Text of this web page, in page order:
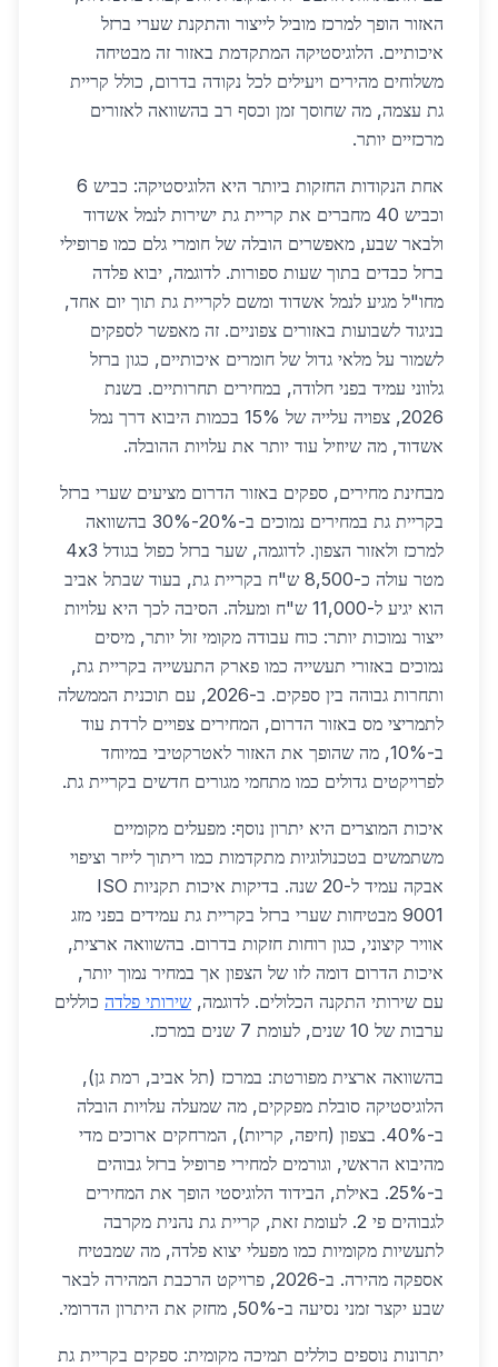
האזור הופך למרכז מוביל לייצור והתקנת שערי ברזל
איכותיים. הלוגיסטיקה המתקדמת באזור זה מבטיחה
משלוחים מהירים ויעילים לכל נקודה בדרום, כולל קריית
גת עצמה, מה שחוסך זמן וכסף רב בהשוואה לאזורים
מרכזיים יותר.
אחת הנקודות החזקות ביותר היא הלוגיסטיקה: כביש 6
וכביש 40 מחברים את קריית גת ישירות לנמל אשדוד
ולבאר שבע, מאפשרים הובלה של חומרי גלם כמו פרופילי
ברזל כבדים בתוך שעות ספורות. לדוגמה, יבוא פלדה
מחו"ל מגיע לנמל אשדוד ומשם לקריית גת תוך יום אחד,
בניגוד לשבועות באזורים צפוניים. זה מאפשר לספקים
לשמור על מלאי גדול של חומרים איכותיים, כגון ברזל
גלווני עמיד בפני חלודה, במחירים תחרותיים. בשנת
2026, צפויה עלייה של 15% בכמות היבוא דרך נמל
אשדוד, מה שיוזיל עוד יותר את עלויות ההובלה.
מבחינת מחירים, ספקים באזור הדרום מציעים שערי ברזל
בקריית גת במחירים נמוכים ב-20%-30% בהשוואה
למרכז ולאזור הצפון. לדוגמה, שער ברזל כפול בגודל 4x3
מטר עולה כ-8,500 ש"ח בקריית גת, בעוד שבתל אביב
הוא יגיע ל-11,000 ש"ח ומעלה. הסיבה לכך היא עלויות
ייצור נמוכות יותר: כוח עבודה מקומי זול יותר, מיסים
נמוכים באזורי תעשייה כמו פארק התעשייה בקריית גת,
ותחרות גבוהה בין ספקים. ב-2026, עם תוכנית הממשלה
לתמריצי מס באזור הדרום, המחירים צפויים לרדת עוד
ב-10%, מה שהופך את האזור לאטרקטיבי במיוחד
לפרויקטים גדולים כמו מתחמי מגורים חדשים בקריית גת.
איכות המוצרים היא יתרון נוסף: מפעלים מקומיים
משתמשים בטכנולוגיות מתקדמות כמו ריתוך לייזר וציפוי
אבקה עמיד ל-20 שנה. בדיקות איכות תקניות ISO
9001 מבטיחות שערי ברזל בקריית גת עמידים בפני מזג
אוויר קיצוני, כגון רוחות חזקות בדרום. בהשוואה ארצית,
איכות הדרום דומה לזו של הצפון אך במחיר נמוך יותר,
עם שירותי התקנה הכלולים. לדוגמה, שירותי פלדה כוללים
ערבות של 10 שנים, לעומת 7 שנים במרכז.
בהשוואה ארצית מפורטת: במרכז (תל אביב, רמת גן),
הלוגיסטיקה סובלת מפקקים, מה שמעלה עלויות הובלה
ב-40%. בצפון (חיפה, קריות), המרחקים ארוכים מדי
מהיבוא הראשי, וגורמים למחירי פרופיל ברזל גבוהים
ב-25%. באילת, הבידוד הלוגיסטי הופך את המחירים
לגבוהים פי 2. לעומת זאת, קריית גת נהנית מקרבה
לתעשיות מקומיות כמו מפעלי יצוא פלדה, מה שמבטיח
אספקה מהירה. ב-2026, פרויקט הרכבת המהירה לבאר
שבע יקצר זמני נסיעה ב-50%, מחזק את היתרון הדרומי.
יתרונות נוספים כוללים תמיכה מקומית: ספקים בקריית גת